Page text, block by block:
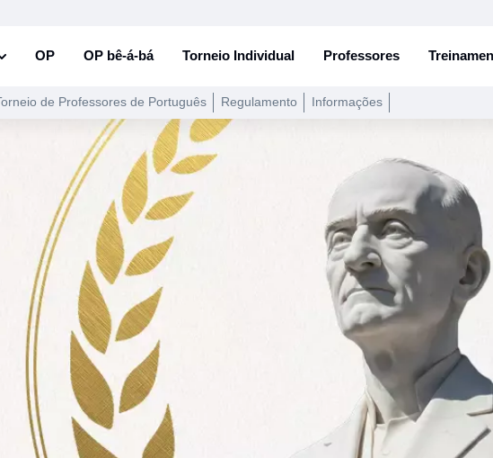
OP OP bê-á-bá Torneio Individual Professores
de Professores de Português Regulamento Informações